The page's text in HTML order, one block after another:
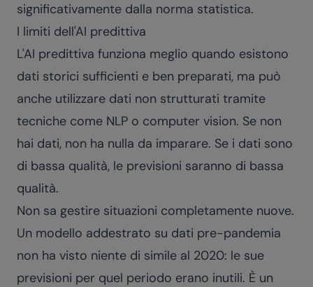
significativamente dalla norma statistica.
I limiti dell'AI predittiva
L'AI predittiva funziona meglio quando esistono
dati storici sufficienti e ben preparati, ma può
anche utilizzare dati non strutturati tramite
tecniche come NLP o computer vision. Se non
hai dati, non ha nulla da imparare. Se i dati sono
di bassa qualità, le previsioni saranno di bassa
qualità.
Non sa gestire situazioni completamente nuove.
Un modello addestrato su dati pre-pandemia
non ha visto niente di simile al 2020: le sue
previsioni per quel periodo erano inutili. È un